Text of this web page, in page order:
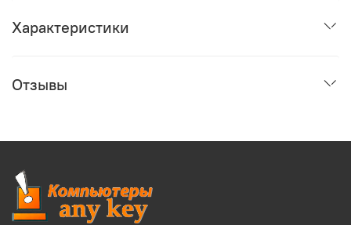
Характеристики
Отзывы